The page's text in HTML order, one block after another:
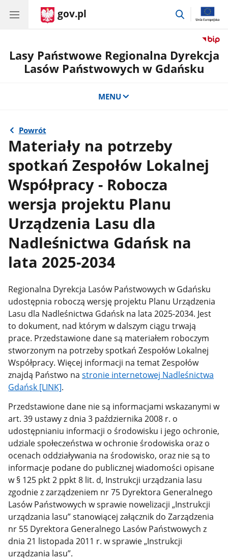
gov.pl
przejdź
Lasy Państwowe Regionalna Dyrekcja
Lasów Państwowych w Gdańsku
MENU
Powrót
Materiały na potrzeby
spotkań Zespołów Lokalnej
Współpracy - Robocza
wersja projektu Planu
Urządzenia Lasu dla
Nadleśnictwa Gdańsk na
lata 2025-2034
Regionalna Dyrekcja Lasów Państwowych w Gdańsku
udostępnia roboczą wersję projektu Planu Urządzenia
Lasu dla Nadleśnictwa Gdańsk na lata 2025-2034. Jest
to dokument, nad którym w dalszym ciągu trwają
prace. Przedstawione dane są materiałem roboczym
stworzonym na potrzeby spotkań Zespołów Lokalnej
Współpracy. Więcej informacji na temat Zespołów
znajdą Państwo nastronie internetowej Nadleśnictwa
Gdańsk [LINK].
Przedstawione dane nie są informacjami wskazanymi w
art. 39 ustawy z dnia 3 października 2008 r. o
udostępnianiu informacji o środowisku i jego ochronie,
udziale społeczeństwa w ochronie środowiska oraz o
ocenach oddziaływania na środowisko, oraz nie są to
informacje podane do publicznej wiadomości opisane
w § 125 pkt 2 ppkt 8 lit. d, Instrukcji urządzania lasu
zgodnie z zarządzeniem nr 75 Dyrektora Generalnego
Lasów Państwowych w sprawie nowelizacji „Instrukcji
urządzania lasu” stanowiącej załącznik do Zarządzenia
nr 55 Dyrektora Generalnego Lasów Państwowych z
dnia 21 listopada 2011 r. w sprawie „Instrukcji
urządzania lasu”.